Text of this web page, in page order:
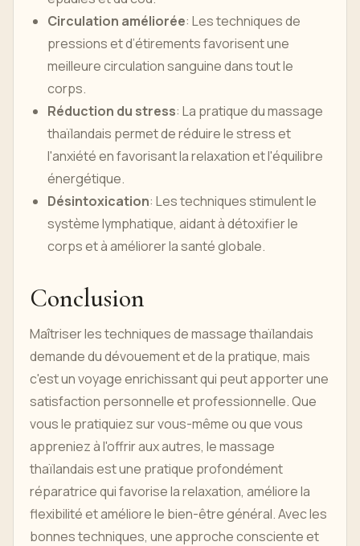
Circulation améliorée: Les techniques de
pressions et d’étirements favorisent une
meilleure circulation sanguine dans tout le
corps.
Réduction du stress: La pratique du massage
thaïlandais permet de réduire le stress et
l'anxiété en favorisant la relaxation et l'équilibre
énergétique.
Désintoxication: Les techniques stimulent le
système lymphatique, aidant à détoxifier le
corps et à améliorer la santé globale.
Conclusion
Maîtriser les techniques de massage thaïlandais
demande du dévouement et de la pratique, mais
c'est un voyage enrichissant qui peut apporter une
satisfaction personnelle et professionnelle. Que
vous le pratiquiez sur vous-même ou que vous
appreniez à l'offrir aux autres, le massage
thaïlandais est une pratique profondément
réparatrice qui favorise la relaxation, améliore la
flexibilité et améliore le bien-être général. Avec les
bonnes techniques, une approche consciente et